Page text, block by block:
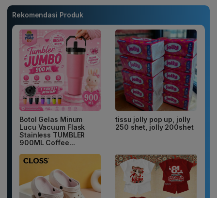
Rekomendasi Produk
Botol Gelas Minum
Lucu Vacuum Flask
Stainless TUMBLER
900ML Coffee...
tissu jolly pop up, jolly
250 shet, jolly 200shet